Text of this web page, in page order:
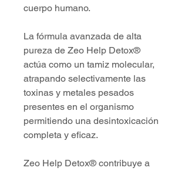
cuerpo humano.
La fórmula avanzada de alta
pureza de Zeo Help Detox®
actúa como un tamiz molecular,
atrapando selectivamente las
toxinas y metales pesados
presentes en el organismo
permitiendo una desintoxicación
completa y eficaz.
Zeo Help Detox® contribuye a